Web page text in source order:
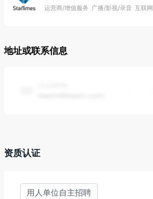
运营商/增值服务 广播/影视/录音 互联网
地址或联系信息
资质认证
用人单位自主招聘